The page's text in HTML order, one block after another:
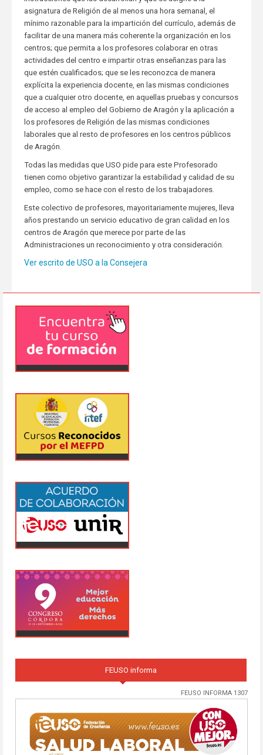
asignatura de Religión de al menos una hora semanal, el
mínimo razonable para la impartición del currículo, además de
facilitar de una manera más coherente la organización en los
centros; que permita a los profesores colaborar en otras
actividades del centro e impartir otras enseñanzas para las
que estén cualificados; que se les reconozca de manera
explícita la experiencia docente, en las mismas condiciones
que a cualquier otro docente, en aquellas pruebas y concursos
de acceso al empleo del Gobierno de Aragón y la aplicación a
los profesores de Religión de las mismas condiciones
laborales que al resto de profesores en los centros públicos
de Aragón.
Todas las medidas que USO pide para este Profesorado
tienen como objetivo garantizar la estabilidad y calidad de su
empleo, como se hace con el resto de los trabajadores.
Este colectivo de profesores, mayoritariamente mujeres, lleva
años prestando un servicio educativo de gran calidad en los
centros de Aragón que merece por parte de las
Administraciones un reconocimiento y otra consideración.
Ver escrito de USO a la Consejera
FEUSO informa
FEUSO INFORMA 1307